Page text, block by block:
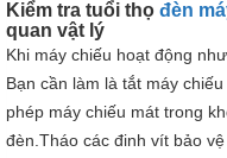
Kiểm tra tuổi thọ đèn
quan vật lý
Khi máy chiếu hoạt động
Bạn cần làm là tắt máy
phép máy chiếu mát trong
đèn.Tháo các đinh vít bảo